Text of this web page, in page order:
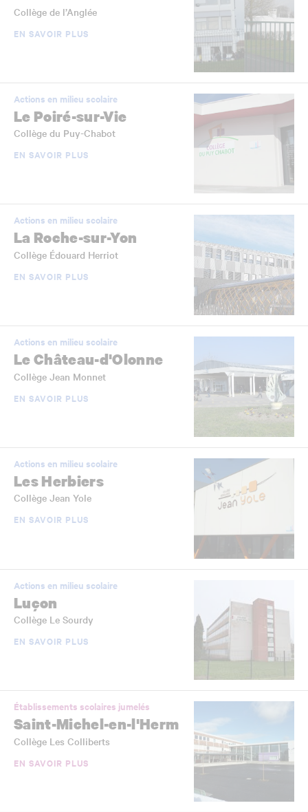
Collège de l’Anglée
EN SAVOIR PLUS
Actions en milieu scolaire
Le Poiré-sur-Vie
Collège du Puy-Chabot
EN SAVOIR PLUS
Actions en milieu scolaire
La Roche-sur-Yon
Collège Édouard Herriot
EN SAVOIR PLUS
Actions en milieu scolaire
Le Château-d'Olonne
Collège Jean Monnet
EN SAVOIR PLUS
Actions en milieu scolaire
Les Herbiers
Collège Jean Yole
EN SAVOIR PLUS
Actions en milieu scolaire
Luçon
Collège Le Sourdy
EN SAVOIR PLUS
Établissements scolaires jumelés
Saint-Michel-en-l'Herm
Collège Les Colliberts
EN SAVOIR PLUS